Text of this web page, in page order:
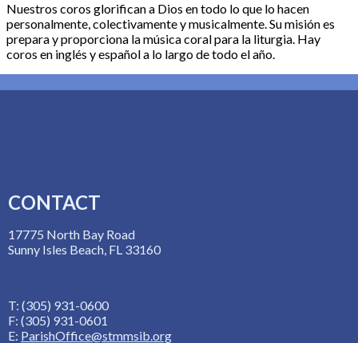
Nuestros coros glorifican a Dios en todo lo que lo hacen
personalmente, colectivamente y musicalmente. Su misión es
prepara y proporciona la música coral para la liturgia. Hay
coros en inglés y español a lo largo de todo el año.
CONTACT
17775 North Bay Road
Sunny Isles Beach, FL 33160
T: (305) 931-0600
F: (305) 931-0601
E: ParishOffice@stmmsib.org